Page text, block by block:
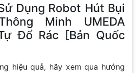
Dụng Robot Hút Bụi
Minh UMEDA
Đổ Rác [Bản Quốc
hiệu quả, hãy xem qua hướng